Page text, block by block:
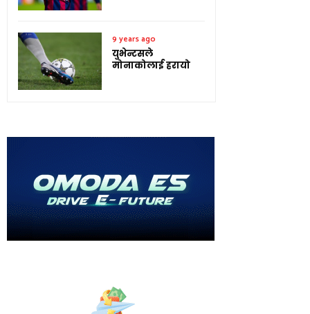
9 years ago
युभेन्टसले
मोनाकोलाई हरायो